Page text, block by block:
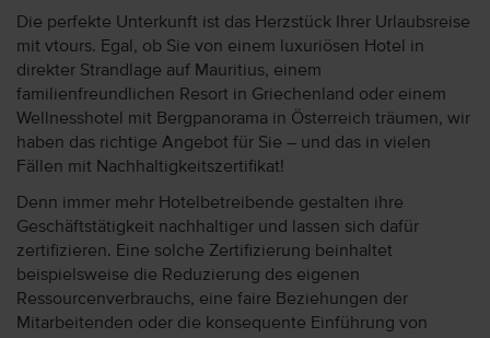
Die perfekte Unterkunft ist das Herzstück Ihrer Urlaubsreise
mit vtours. Egal, ob Sie von einem luxuriösen Hotel in
direkter Strandlage auf Mauritius, einem
familienfreundlichen Resort in Griechenland oder einem
Wellnesshotel mit Bergpanorama in Österreich träumen, wir
haben das richtige Angebot für Sie – und das in vielen
Fällen mit Nachhaltigkeitszertifikat!
Denn immer mehr Hotelbetreibende gestalten ihre
Geschäftstätigkeit nachhaltiger und lassen sich dafür
zertifizieren. Eine solche Zertifizierung beinhaltet
beispielsweise die Reduzierung des eigenen
Ressourcenverbrauchs, eine faire Beziehungen der
Mitarbeitenden oder die konsequente Einführung von